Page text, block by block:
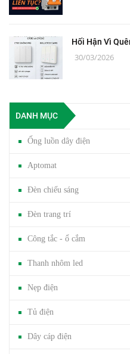
Hối Hận Vì
30/03/2026
DANH MỤC
Ống luồn dây điện
Aptomat
Đèn chiếu sáng
Đèn trang trí
Công tắc - ổ cắm
Thanh nhôm led
Nẹp điện
Tủ điện
Dây cáp điện